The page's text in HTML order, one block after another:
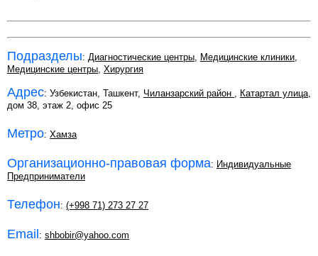
Подразделы: Диагностические центры, Медицинские клиники,
Медицинские центры, Хирургия
Адрес: Узбекистан, Ташкент, Чиланзарский район , Катартал улица,
дом 38, этаж 2, офис 25
Метро: Хамза
Организационно-правовая форма: Индивидуальные
Предприниматели
Телефон: (+998 71) 273 27 27
Email : shbobir@yahoo.com